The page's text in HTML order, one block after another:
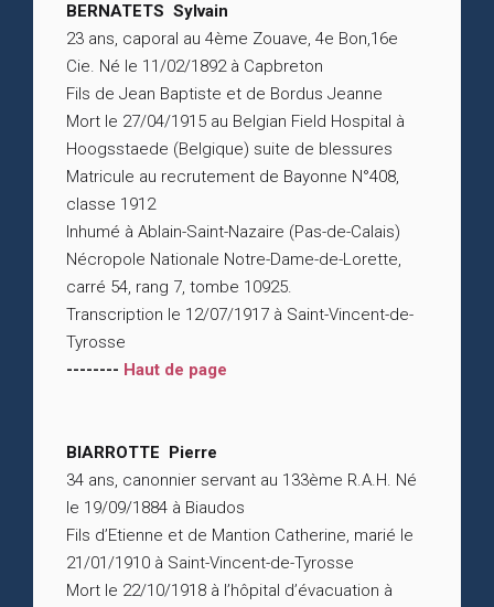
BERNATETS Sylvain
23 ans, caporal au 4ème Zouave, 4e Bon,16e
Cie. Né le 11/02/1892 à Capbreton
Fils de Jean Baptiste et de Bordus Jeanne
Mort le 27/04/1915 au Belgian Field Hospital à
Hoogsstaede (Belgique) suite de blessures
Matricule au recrutement de Bayonne N°408,
classe 1912
Inhumé à Ablain-Saint-Nazaire (Pas-de-Calais)
Nécropole Nationale Notre-Dame-de-Lorette,
carré 54, rang 7, tombe 10925.
Transcription le 12/07/1917 à Saint-Vincent-de-
Tyrosse
-------- Haut de page
BIARROTTE Pierre
34 ans, canonnier servant au 133ème R.A.H. Né
le 19/09/1884 à Biaudos
Fils d’Etienne et de Mantion Catherine, marié le
21/01/1910 à Saint-Vincent-de-Tyrosse
Mort le 22/10/1918 à l’hôpital d’évacuation à